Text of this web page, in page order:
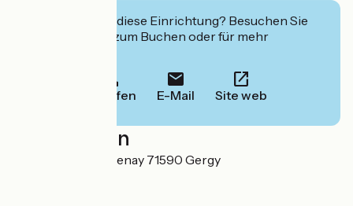
Interessiert Sie diese Einrichtung? Besuchen Sie
deren Website zum Buchen oder für mehr
Anrufen E-Mail Site web
Localisation
14 chemin de Sassenay 71590 Gergy